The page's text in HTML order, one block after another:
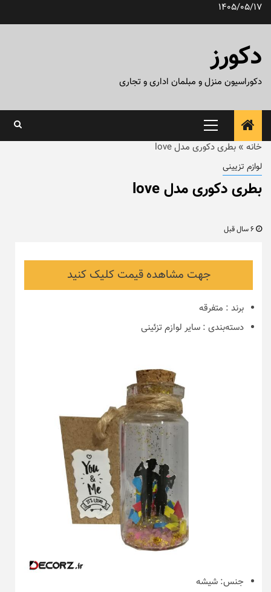
پرش1405/05/17
دکورز
دکوراسیون منزل و مبلمان اداری و تجاری
منوی
اصلی
خانه » بطری دکوری مدل love
لوازم تزیینی
بطری دکوری مدل love
جهت مشاهده قیمت کلیک کنید
برند : متفرقه
دسته‌بندی : سایر لوازم تزئینی
جنس: شیشه